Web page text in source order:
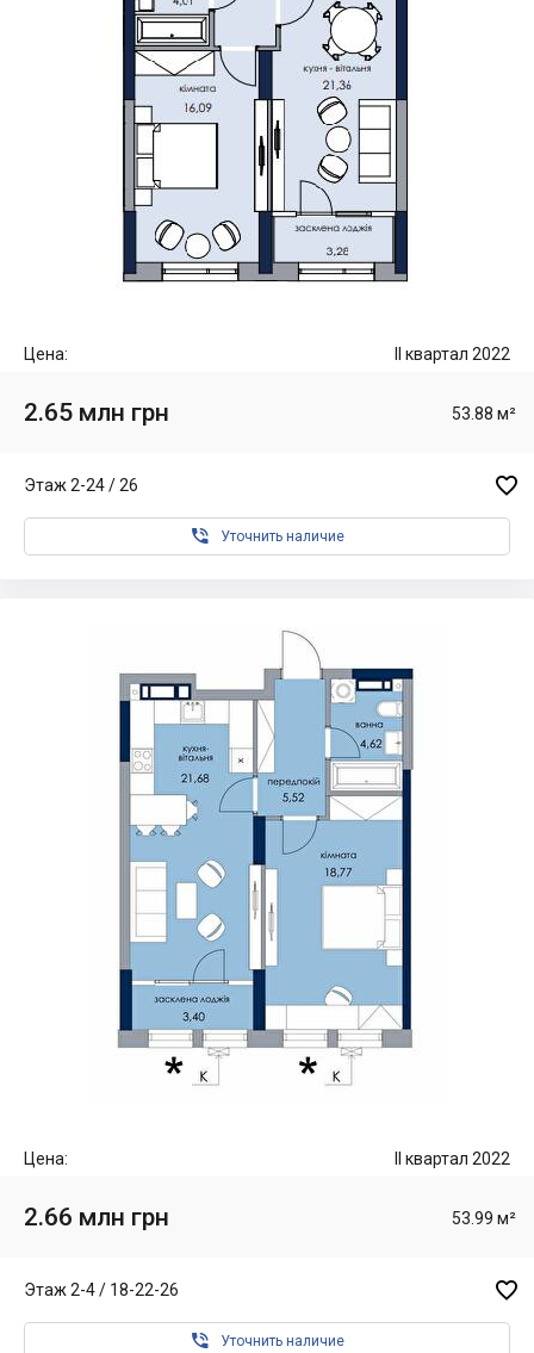
Цена: II квартал 2022
2.65 млн грн 53.88 м²
Этаж 2-24 / 26 
 Уточнить наличие
Цена: II квартал 2022
2.66 млн грн 53.99 м²
Этаж 2-4 / 18-22-26 
 Уточнить наличие